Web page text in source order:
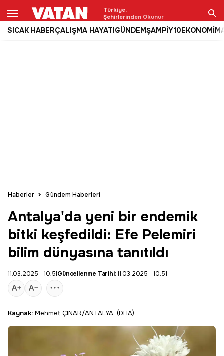
Türkiye,
Şehirlerinden Okunur
SICAK HABERÇALIŞMA HAYATIGÜNDEMŞAMPİY10EKONOMİ
Ara
Haberler Gündem Haberleri
Antalya'da yeni bir endemik
bitki keşfedildi: Efe Pelemiri
bilim dünyasına tanıtıldı
11.03.2025 - 10:51Güncellenme Tarihi:11.03.2025 - 10:51
Kaynak: Mehmet ÇINAR/ANTALYA, (DHA)